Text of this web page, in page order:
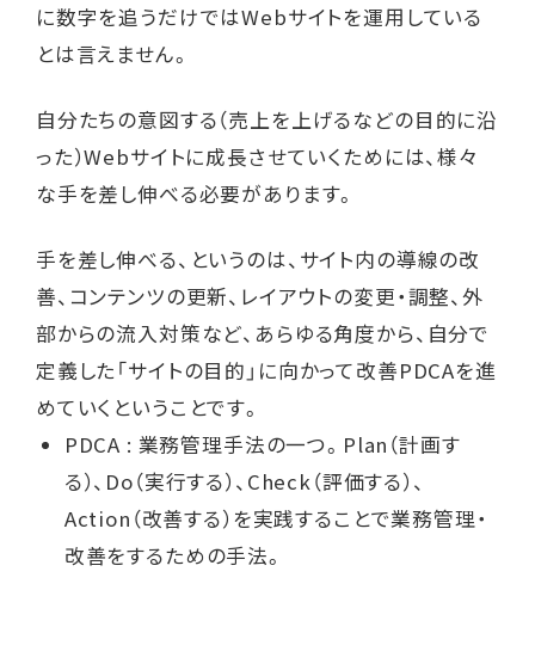
に数字を追うだけではWebサイトを運用している
とは言えません。
自分たちの意図する（売上を上げるなどの目的に沿
った）Webサイトに成長させていくためには、様々
な手を差し伸べる必要があります。
手を差し伸べる、というのは、サイト内の導線の改
善、コンテンツの更新、レイアウトの変更・調整、外
部からの流入対策など、あらゆる角度から、自分で
定義した「サイトの目的」に向かって改善PDCAを進
めていくということです。
PDCA : 業務管理手法の一つ。Plan（計画す
る）、Do（実行する）、Check（評価する）、
Action（改善する）を実践することで業務管理・
改善をするための手法。